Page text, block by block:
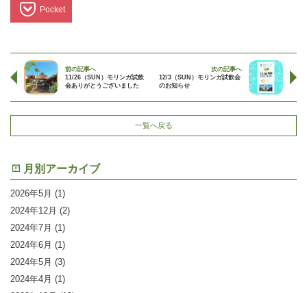
Pocket
前の記事へ
11/26（SUN）モリンガ試飲
会ありがとうございました
次の記事へ
12/3（SUN）モリンガ試飲会
のお知らせ
一覧へ戻る
月別アーカイブ
2026年5月 (1)
2024年12月 (2)
2024年7月 (1)
2024年6月 (1)
2024年5月 (3)
2024年4月 (1)